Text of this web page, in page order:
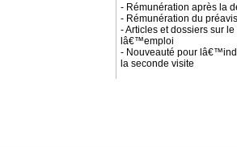
- Rémunération après la
- Rémunération du préavis
- Articles et dossiers sur
lâ€™emploi
- Nouveauté pour
la seconde visite